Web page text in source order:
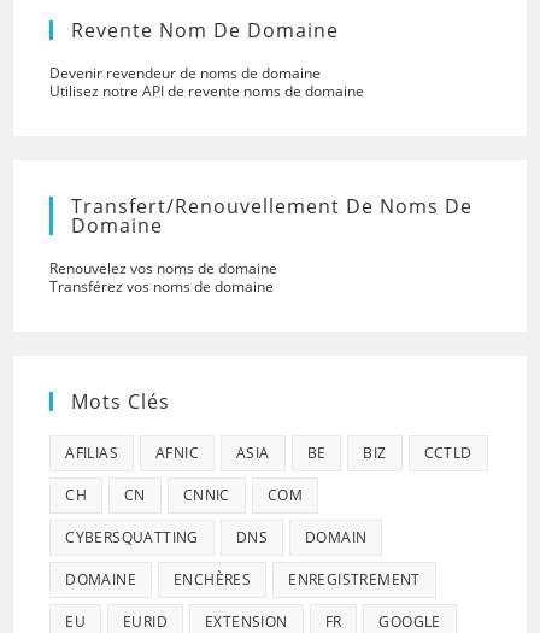
Revente Nom De Domaine
Devenir revendeur de noms de domaine
Utilisez notre API de revente noms de domaine
Transfert/renouvellement De Noms De
Domaine
Renouvelez vos noms de domaine
Transférez vos noms de domaine
Mots Clés
AFILIAS AFNIC ASIA BE BIZ CCTLD
CH CN CNNIC COM
CYBERSQUATTING DNS DOMAIN
DOMAINE ENCHÈRES ENREGISTREMENT
EU EURID EXTENSION FR GOOGLE